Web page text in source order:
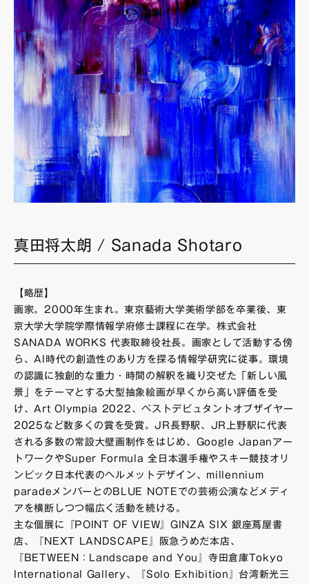
真田将太朗 / Sanada Shotaro
【略歴】
画家。2000年生まれ。東京藝術大学美術学部を卒業後、東
京大学大学院学際情報学府修士課程に在学。株式会社
SANADA WORKS 代表取締役社長。画家として活動する傍
ら、AI時代の創造性のあり方を探る情報学研究に従事。環境
の認識に独創的な重力・時間の解釈を織り交ぜた「新しい風
景」をテーマとする大型抽象絵画が早くから高い評価を受
け、Art Olympia 2022、ベストデビュタントオブザイヤー
2025など数多くの賞を受賞。JR長野駅、JR上野駅に代表
される多数の常設大壁画制作をはじめ、Google Japanアー
トワークやSuper Formula 全日本選手権やスキー競技オリ
ンピック日本代表のヘルメットデザイン、millennium
paradeメンバーとのBLUE NOTEでの芸術公演などメディ
アを横断しつつ幅広く活動を続ける。
主な個展に『POINT OF VIEW』GINZA SIX 銀座蔦屋書
店、『NEXT LANDSCAPE』阪急うめだ本店、
『BETWEEN：Landscape and You』寺田倉庫Tokyo
International Gallery、『Solo Exhibition』台湾新光三